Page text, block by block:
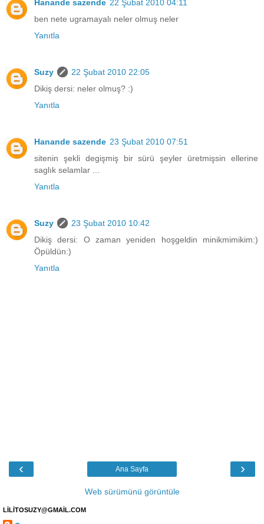
Hanande sazende 22 Şubat 2010 04:11
ben nete ugramayalı neler olmuş neler
Yanıtla
Suzy
22 Şubat 2010 22:05
Dikiş dersi: neler olmuş? :)
Yanıtla
Hanande sazende 23 Şubat 2010 07:51
sitenin şekli degişmiş bir sürü şeyler üretmişsin ellerine
saglık selamlar ...
Yanıtla
Suzy
23 Şubat 2010 10:42
Dikiş dersi: O zaman yeniden hoşgeldin minikmimikim:)
Öpüldün:)
Yanıtla
‹ ›
Ana Sayfa
Web sürümünü görüntüle
LİLİTOSUZY@GMAİL.COM